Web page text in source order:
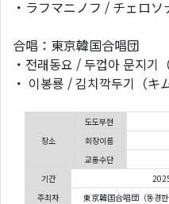
・ラフマニノフ / チェロ
合唱：東京韓国合唱団
・전래동요 / 두껍아 문지기
・ 이봉룡 / 김치깍두기（キ
장소
도도부현
회장이름
교통수단
기간
주최자
東京韓国合唱団（동경한